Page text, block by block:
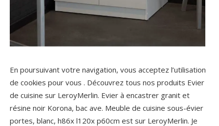
En poursuivant votre navigation, vous acceptez l’utilisation
de cookies pour vous . Découvrez tous nos produits Evier
de cuisine sur LeroyMerlin. Evier à encastrer granit et
résine noir Korona, bac ave. Meuble de cuisine sous-évier
portes, blanc, h86x l120x p60cm est sur LeroyMerlin. Je